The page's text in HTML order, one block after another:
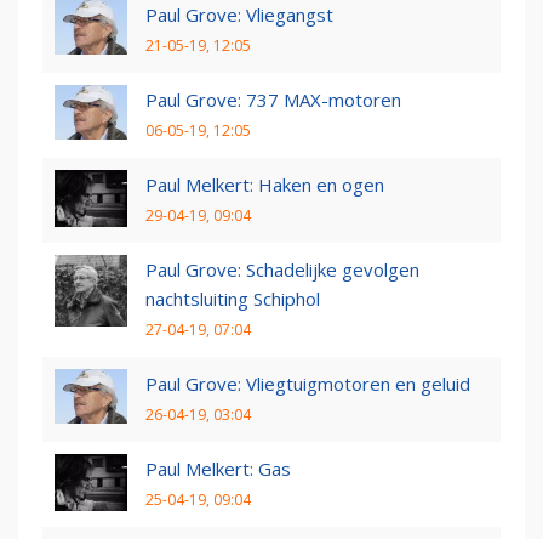
Paul Grove: Vliegangst
21-05-19, 12:05
Paul Grove: 737 MAX-motoren
06-05-19, 12:05
Paul Melkert: Haken en ogen
29-04-19, 09:04
Paul Grove: Schadelijke gevolgen
nachtsluiting Schiphol
27-04-19, 07:04
Paul Grove: Vliegtuigmotoren en geluid
26-04-19, 03:04
Paul Melkert: Gas
25-04-19, 09:04